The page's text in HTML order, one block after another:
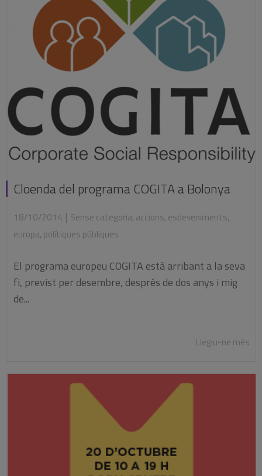
Cloenda del programa COGITA a Bolonya
18/10/2014 | Sense categoria, accions, esdeveniments,
europa, polítiques públiques
El programa europeu COGITA està arribant a la seva
fi, previst per desembre, després de dos anys i mig
de...
Llegiu-ne més